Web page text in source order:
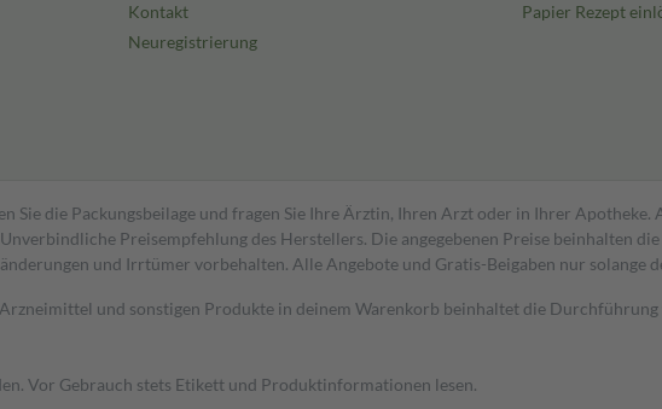
Kontakt
Neuregistrierung
Papier Rezept
Sie die Packungsbeilage und fragen Sie Ihre Ärztin, Ihren Arzt oder in Ihrer
Preisempfehlung des Herstellers. Die angegebenen Preise beinhalten
und Irrtümer vorbehalten. Alle Angebote und Gratis-Beigaben nur solange
und sonstigen Produkte in deinem Warenkorb beinhaltet die
Vor Gebrauch stets Etikett und Produktinformationen lesen.